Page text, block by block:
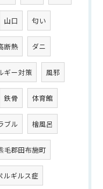
山口 匂い
断熱 ダニ
ギー対策 風邪
鉄骨 体育館
ブル 檜風呂
毛郡田布施町
ルギルス症